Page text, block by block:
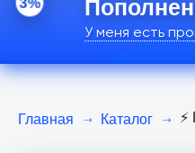
У меня есть
Главная Каталог